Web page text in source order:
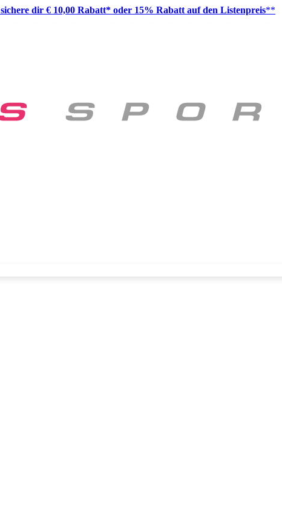
sichere dir € 10,00 Rabatt* oder 15% Rabatt auf den Listenpreis**